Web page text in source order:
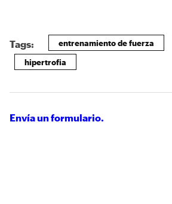
Tags: entrenamiento de fuerza
hipertrofia
Envía un formulario.